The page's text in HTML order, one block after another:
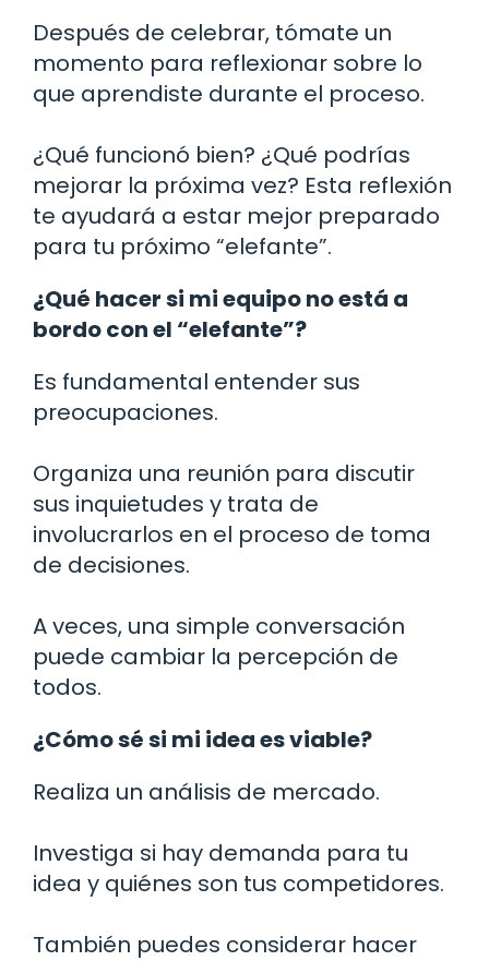
Después de celebrar, tómate un
momento para reflexionar sobre lo
que aprendiste durante el proceso.
¿Qué funcionó bien? ¿Qué podrías
mejorar la próxima vez? Esta reflexión
te ayudará a estar mejor preparado
para tu próximo “elefante”.
¿Qué hacer si mi equipo no está a
bordo con el “elefante”?
Es fundamental entender sus
preocupaciones.
Organiza una reunión para discutir
sus inquietudes y trata de
involucrarlos en el proceso de toma
de decisiones.
A veces, una simple conversación
puede cambiar la percepción de
todos.
¿Cómo sé si mi idea es viable?
Realiza un análisis de mercado.
Investiga si hay demanda para tu
idea y quiénes son tus competidores.
También puedes considerar hacer